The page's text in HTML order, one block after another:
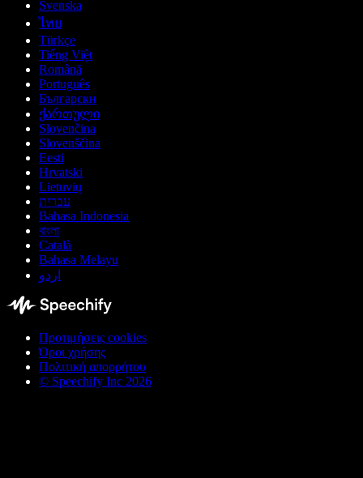
Svenska
ไทย
Türkçe
Tiếng Việt
Română
Português
Български
ქართული
Slovenčina
Slovenščina
Eesti
Hrvatski
Lietuvių
עברית
Bahasa Indonesia
বাংলা
Català
Bahasa Melayu
اردو
Προτιμήσεις cookies
Όροι χρήσης
Πολιτική απορρήτου
© Speechify Inc 2026